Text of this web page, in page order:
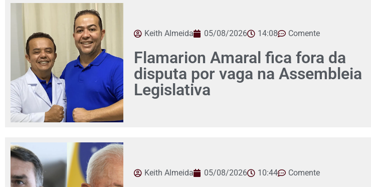
Keith Almeida 05/08/2026 14:08 Comente
Flamarion Amaral fica fora da
disputa por vaga na Assembleia
Legislativa
Keith Almeida 05/08/2026 10:44 Comente